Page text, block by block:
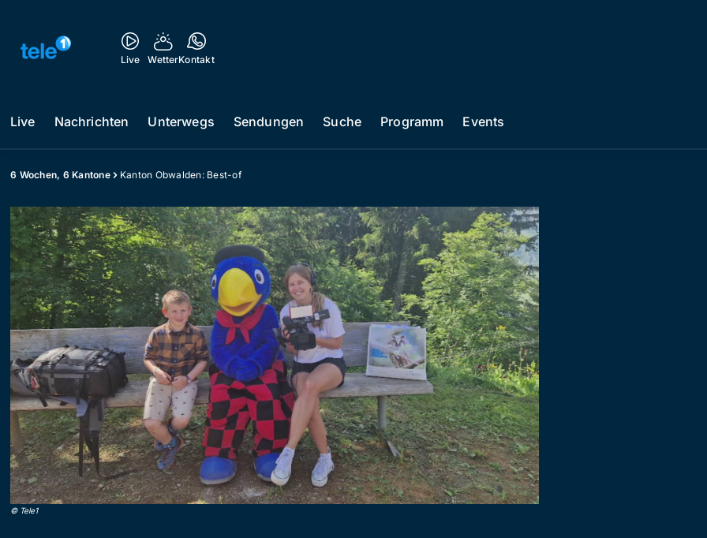
Live WetterKontakt
Live Nachrichten Unterwegs Sendungen Suche Programm Events
6 Wochen, 6 Kantone Kanton Obwalden: Best-of
© Tele1